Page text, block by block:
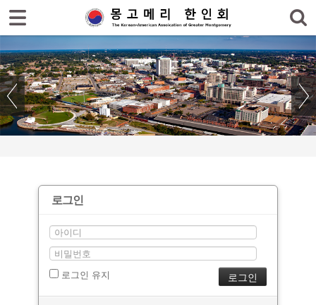
로그인
로그인 유지
한인회
한인회 소식
- 공지사항
- 몽고메리 한인회 이모저모
- 애틀랜타 총영사관 소식
한인회 커뮤니티